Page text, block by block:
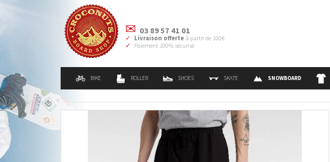
03 89 57 41 01
Livraison offerte à partir de 100€
Paiement 100% sécurisé
BIKE ROLLER SHOES SKATE SNOWBOARD